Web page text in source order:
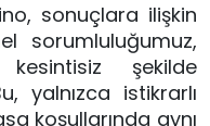
sonuçlara ilişkin
sorumluluğumuz,
şekilde
yalnızca istikrarlı
koşullarında aynı